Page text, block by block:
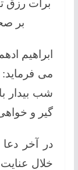
برات
بر
ابراهیم
می
شب بیدار
گیر و
در آخر
خلال